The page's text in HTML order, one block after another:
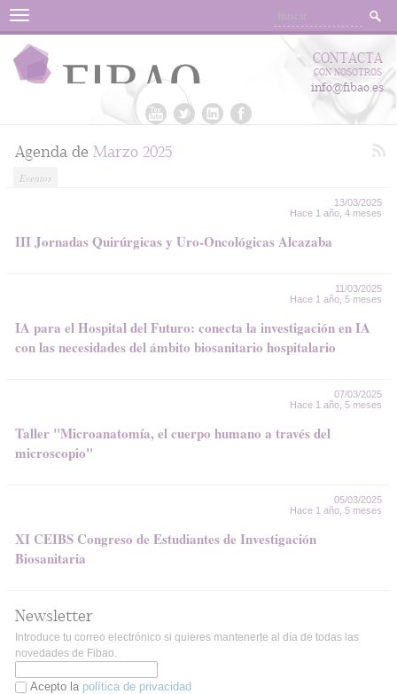
Menu
CONTACTA
CON NOSOTROS
info@fibao.es
Agenda de Marzo 2025
Eventos
13/03/2025
Hace 1 año, 4 meses
III Jornadas Quirúrgicas y Uro-Oncológicas Alcazaba
11/03/2025
Hace 1 año, 5 meses
IA para el Hospital del Futuro: conecta la investigación en IA
con las necesidades del ámbito biosanitario hospitalario
07/03/2025
Hace 1 año, 5 meses
Taller "Microanatomía, el cuerpo humano a través del
microscopio"
05/03/2025
Hace 1 año, 5 meses
XI CEIBS Congreso de Estudiantes de Investigación
Biosanitaria
Newsletter
Introduce tu correo electrónico si quieres mantenerte al día de todas las
novedades de Fibao.
Acepto la política de privacidad